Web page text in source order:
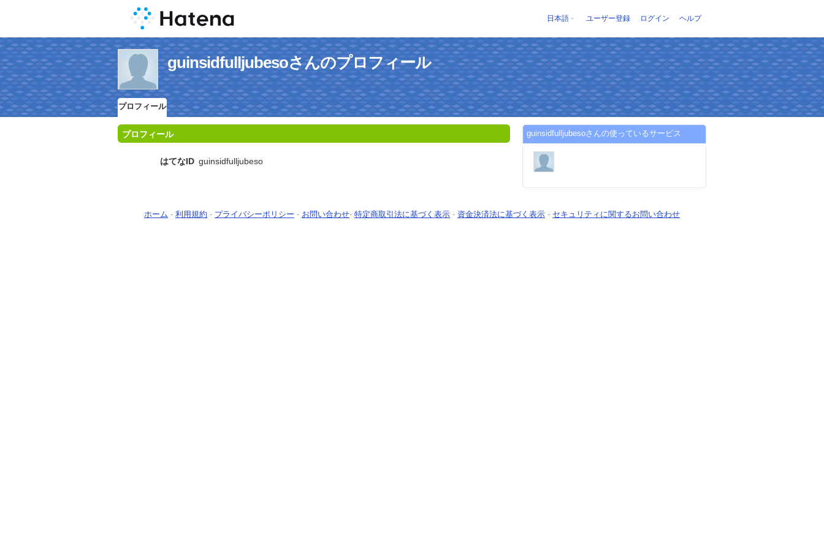
日本語 ユーザー登録 ログイン ヘルプ
guinsidfulljubesoさんのプロフィール
プロフィール
プロフィール
はてなID guinsidfulljubeso
guinsidfulljubesoさんの使っているサービス
ホーム - 利用規約 - プライバシーポリシー - お問い合わせ- 特定商取引法に基づく表示 - 資金決済法に基づく表示 - セキュリティに関するお問い合わせ